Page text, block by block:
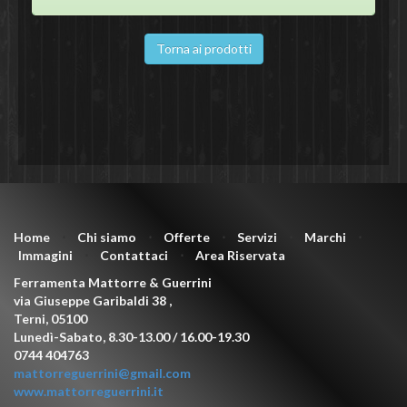
Torna ai prodotti
Home Chi siamo ⋅ Offerte ⋅ Servizi Marchi
Immagini
Contattaci ⋅
Area Riservata
Ferramenta Mattorre & Guerrini
via Giuseppe Garibaldi 38 ,
Terni, 05100
Lunedì-Sabato, 8.30-13.00 / 16.00-19.30
0744 404763
mattorreguerrini@gmail.com
www.mattorreguerrini.it